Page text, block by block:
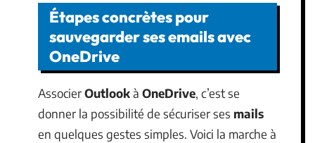
Étapes concrètes pour
sauvegarder ses emails avec
OneDrive
AssocierOutlookà OneDrive, c’est se
donner la possibilité de sécuriser ses mails
en quelques gestes simples. Voici la marche à